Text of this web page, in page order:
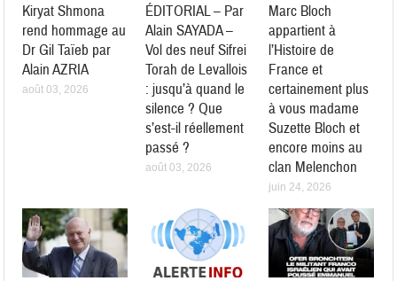
Kiryat Shmona
rend hommage au
Dr Gil Taïeb par
Alain AZRIA
août 03, 2026
ÉDITORIAL – Par
Alain SAYADA –
Vol des neuf Sifrei
Torah de Levallois
: jusqu’à quand le
silence ? Que
s’est-il réellement
passé ?
août 03, 2026
Marc Bloch
appartient à
l’Histoire de
France et
certainement plus
à vous madame
Suzette Bloch et
encore moins au
clan Melenchon
juin 24, 2026